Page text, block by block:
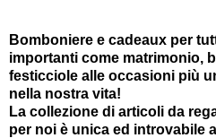
Bomboniere e cadeaux per
importanti come matrimonio,
festicciole alle occasioni più
nella nostra vita!
La collezione di articoli da
per noi è unica ed introvabile